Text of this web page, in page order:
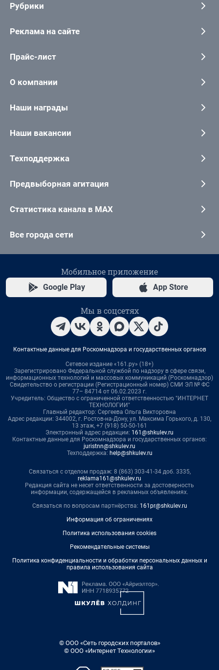
Рубрики
Реклама на сайте
Прайс-лист
О компании
Наши награды
Наши вакансии
Техподдержка
Предвыборная агитация
Статистика канала в MAX
Все города сети
Мобильное приложение
Google Play App Store
Мы в соцсетях
Контактные данные для Роскомнадзора и государственных органов
Сетевое издание «161.ру» (18+)
Зарегистрировано Федеральной службой по надзору в сфере связи,
информационных технологий и массовых коммуникаций (Роскомнадзор)
Свидетельство о регистрации (Регистрационный номер) СМИ ЭЛ № ФС
77– 84714 от 06.02.2023 г.
Учредитель: Общество с ограниченной ответственностью "ИНТЕРНЕТ
ТЕХНОЛОГИИ"
Главный редактор: Сергеева Ольга Викторовна
Адрес редакции: 344002, г. Ростов-на-Дону, ул. Максима Горького, д. 130,
13 этаж, +7 (918) 50-50-161
Электронный адрес редакции: 161@shkulev.ru
Контактные данные для Роскомнадзора и государственных органов:
juristnn@shkulev.ru
Техподдержка: help@shkulev.ru
Связаться с отделом продаж: 8 (863) 303-41-34 доб. 3335,
reklama161@shkulev.ru
Редакция сайта не несет ответственности за достоверность
информации, содержащейся в рекламных объявлениях.
Связаться по вопросам партнёрства: 161pr@shkulev.ru
Информация об ограничениях
Политика использования cookies
Рекомендательные системы
Политика конфиденциальности и обработки персональных данных и
правила использования сайта
© ООО «Сеть городских порталов»
© ООО «Интернет Технологии»